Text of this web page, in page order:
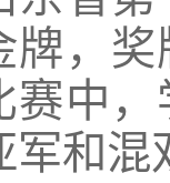
牌，
赛中
军和混